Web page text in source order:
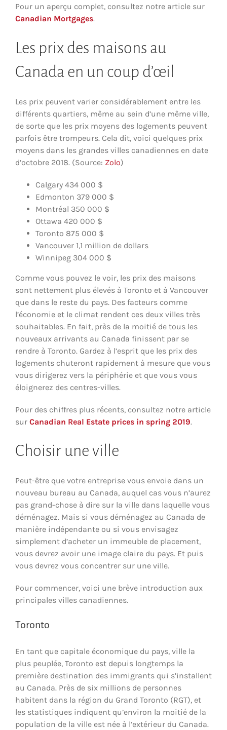
Pour un aperçu complet, consultez notre article sur
Canadian Mortgages.
Les prix des maisons au
Canada en un coup d’œil
Les prix peuvent varier considérablement entre les
différents quartiers, même au sein d’une même ville,
de sorte que les prix moyens des logements peuvent
parfois être trompeurs. Cela dit, voici quelques prix
moyens dans les grandes villes canadiennes en date
d’octobre 2018. (Source: Zolo)
Calgary 434 000 $
Edmonton 379 000 $
Montréal 350 000 $
Ottawa 420 000 $
Toronto 875 000 $
Vancouver 1,1 million de dollars
Winnipeg 304 000 $
Comme vous pouvez le voir, les prix des maisons
sont nettement plus élevés à Toronto et à Vancouver
que dans le reste du pays. Des facteurs comme
l’économie et le climat rendent ces deux villes très
souhaitables. En fait, près de la moitié de tous les
nouveaux arrivants au Canada finissent par se
rendre à Toronto. Gardez à l’esprit que les prix des
logements chuteront rapidement à mesure que vous
vous dirigerez vers la périphérie et que vous vous
éloignerez des centres-villes.
Pour des chiffres plus récents, consultez notre article
sur Canadian Real Estate prices in spring 2019.
Choisir une ville
Peut-être que votre entreprise vous envoie dans un
nouveau bureau au Canada, auquel cas vous n’aurez
pas grand-chose à dire sur la ville dans laquelle vous
déménagez. Mais si vous déménagez au Canada de
manière indépendante ou si vous envisagez
simplement d’acheter un immeuble de placement,
vous devrez avoir une image claire du pays. Et puis
vous devrez vous concentrer sur une ville.
Pour commencer, voici une brève introduction aux
principales villes canadiennes.
Toronto
En tant que capitale économique du pays, ville la
plus peuplée, Toronto est depuis longtemps la
première destination des immigrants qui s’installent
au Canada. Près de six millions de personnes
habitent dans la région du Grand Toronto (RGT), et
les statistiques indiquent qu’environ la moitié de la
population de la ville est née à l’extérieur du Canada.